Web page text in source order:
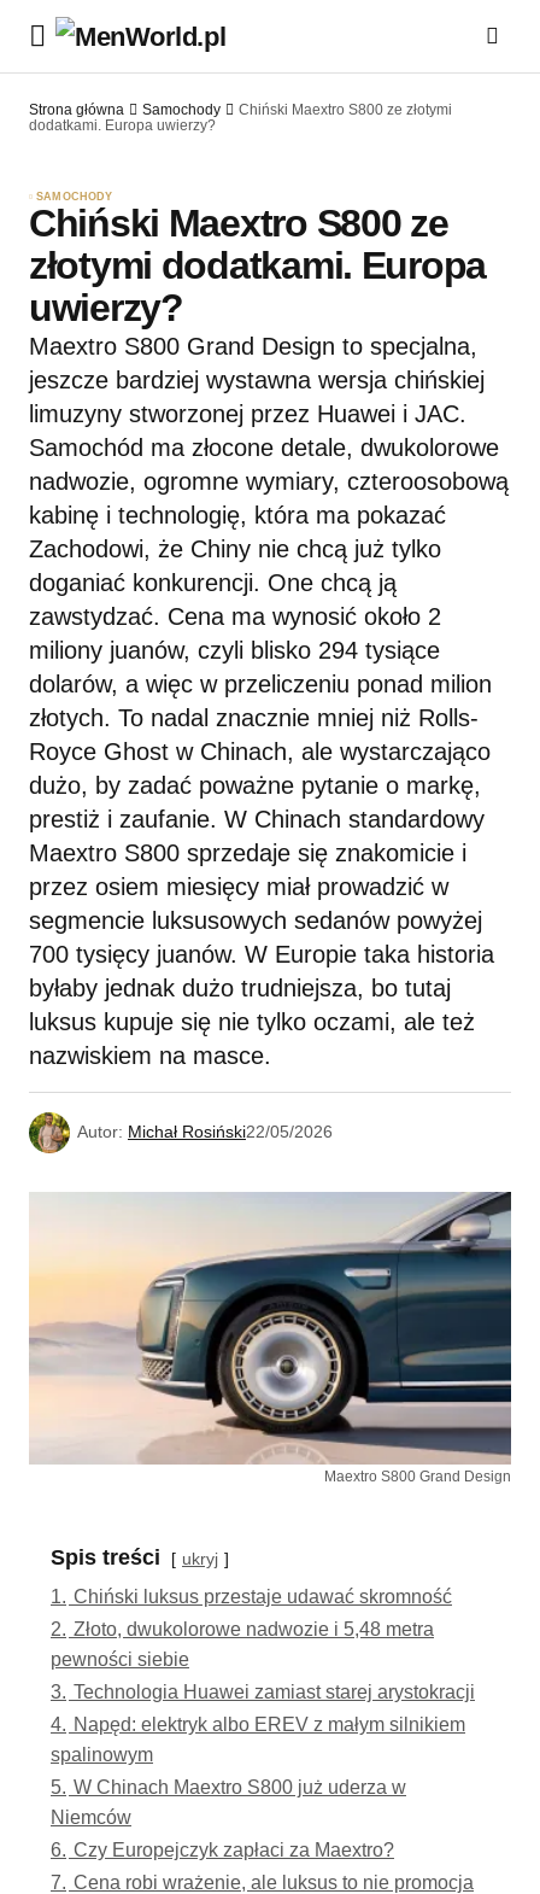
Strona główna Samochody
Chiński Maextro S800 ze złotymi
dodatkami. Europa uwierzy?
SAMOCHODY
Chiński Maextro S800 ze
złotymi dodatkami. Europa
uwierzy?
Maextro S800 Grand Design to specjalna,
jeszcze bardziej wystawna wersja chińskiej
limuzyny stworzonej przez Huawei i JAC.
Samochód ma złocone detale, dwukolorowe
nadwozie, ogromne wymiary, czteroosobową
kabinę i technologię, która ma pokazać
Zachodowi, że Chiny nie chcą już tylko
doganiać konkurencji. One chcą ją
zawstydzać. Cena ma wynosić około 2
miliony juanów, czyli blisko 294 tysiące
dolarów, a więc w przeliczeniu ponad milion
złotych. To nadal znacznie mniej niż Rolls-
Royce Ghost w Chinach, ale wystarczająco
dużo, by zadać poważne pytanie o markę,
prestiż i zaufanie. W Chinach standardowy
Maextro S800 sprzedaje się znakomicie i
przez osiem miesięcy miał prowadzić w
segmencie luksusowych sedanów powyżej
700 tysięcy juanów. W Europie taka historia
byłaby jednak dużo trudniejsza, bo tutaj
luksus kupuje się nie tylko oczami, ale też
nazwiskiem na masce.
Autor: Michał Rosiński22/05/2026
Maextro S800 Grand Design
Spis treści ukryj
1. Chiński luksus przestaje udawać skromność
2. Złoto, dwukolorowe nadwozie i 5,48 metra
pewności siebie
3. Technologia Huawei zamiast starej arystokracji
4. Napęd: elektryk albo EREV z małym silnikiem
spalinowym
5. W Chinach Maextro S800 już uderza w
Niemców
6. Czy Europejczyk zapłaci za Maextro?
7. Cena robi wrażenie, ale luksus to nie promocja